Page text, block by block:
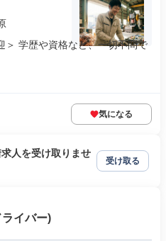
＞ 学歴や資格など、一切不問で
気になる
人を受け取りませ
受け取る
イバー)